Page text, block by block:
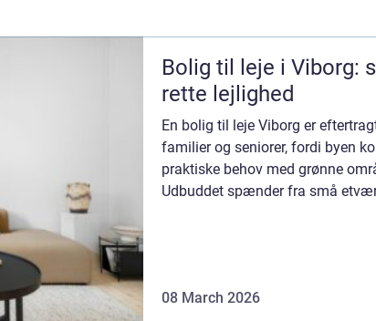
Bolig til leje i Viborg:
rette lejlighed
En bolig til leje Viborg er
familier og seniorer, fordi byen
praktiske behov med grønne
Udbuddet spænder fra små
08 March 2026